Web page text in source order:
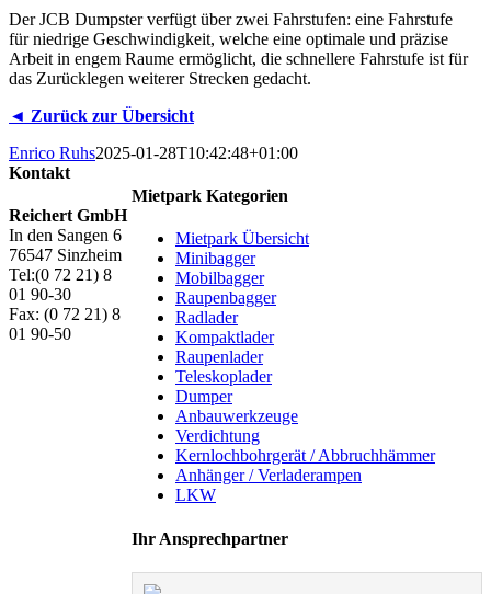
Der JCB Dumpster verfügt über zwei Fahrstufen: eine Fahrstufe
für niedrige Geschwindigkeit, welche eine optimale und präzise
Arbeit in engem Raume ermöglicht, die schnellere Fahrstufe ist für
das Zurücklegen weiterer Strecken gedacht.
◄ Zurück zur Übersicht
Enrico Ruhs2025-01-28T10:42:48+01:00
Mietpark Kategorien
Mietpark Übersicht
Minibagger
Mobilbagger
Raupenbagger
Radlader
Kompaktlader
Raupenlader
Teleskoplader
Dumper
Anbauwerkzeuge
Verdichtung
Kernlochbohrgerät / Abbruchhämmer
Anhänger / Verladerampen
LKW
Ihr Ansprechpartner
Kontakt
Reichert GmbH
In den Sangen 6
76547 Sinzheim
Tel:(0 72 21) 8
01 90-30
Fax: (0 72 21) 8
01 90-50